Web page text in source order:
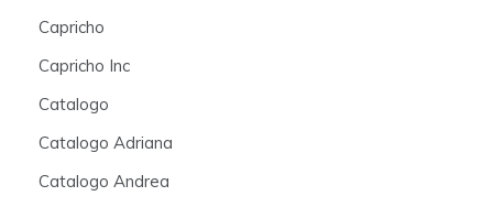
Capricho
Capricho Inc
Catalogo
Catalogo Adriana
Catalogo Andrea